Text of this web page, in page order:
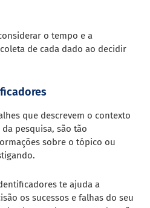
o tempo e a
de cada dado ao decidir
que descrevem o contexto
pesquisa, são tão
sobre o tópico ou
te ajuda a
os sucessos e falhas do seu